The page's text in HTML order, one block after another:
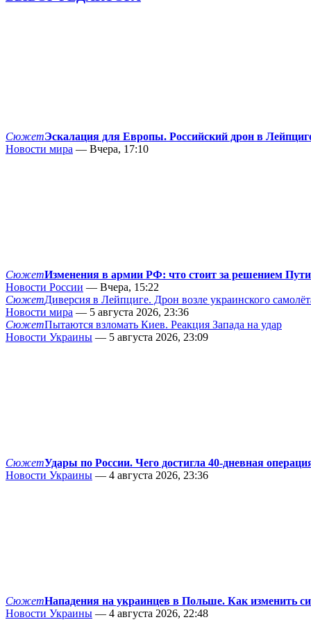
СюжетЭскалация для Европы. Российский дрон в
Новости мира — Вчера, 17:10
СюжетИзменения в армии РФ: что стоит за решением
Новости России — Вчера, 15:22
СюжетДиверсия в Лейпциге. Дрон возле украинского
Новости мира — 5 августа 2026, 23:36
СюжетПытаются взломать Киев. Реакция Запада на удар
Новости Украины — 5 августа 2026, 23:09
СюжетУдары по России. Чего достигла 40-дневная
Новости Украины — 4 августа 2026, 23:36
СюжетНападения на украинцев в Польше. Как изменить
Новости Украины — 4 августа 2026, 22:48